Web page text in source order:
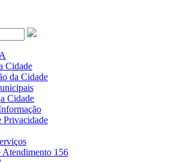
Cidade
da Cidade
Cidade
Privacidade
Atendimento 156